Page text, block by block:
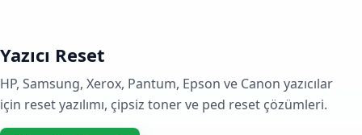
Yazıcı Reset
HP, Samsung, Xerox, Pantum, Epson ve Canon yazıcılar
için reset yazılımı, çipsiz toner ve ped reset çözümleri.